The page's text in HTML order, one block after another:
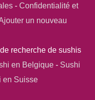
- Confidentialité et
un nouveau
recherche de sushis
en Belgique - Sushi
en Suisse